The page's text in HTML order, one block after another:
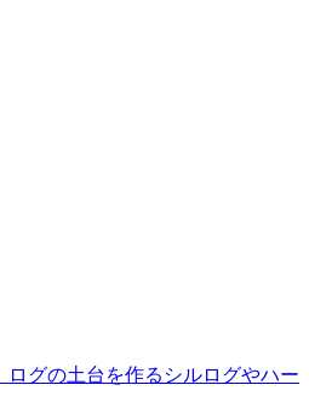
グの土台を作るシルログやハー